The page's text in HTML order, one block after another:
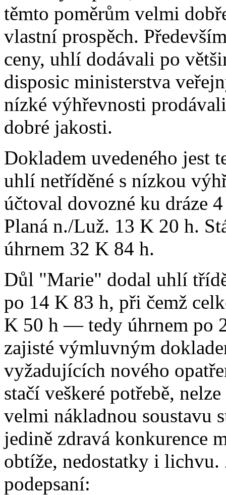
těmto poměrům velmi
vlastní prospěch.
ceny, uhlí dodávali po
disposic ministerstva
nízké výhřevnosti
dobré jakosti.
Dokladem uvedeného jest
uhlí netříděné s nízkou
účtoval dovozné ku dráze
Planá n./Luž. 13 K 20 h.
úhrnem 32 K 84 h.
Důl "Marie" dodal uhlí
po 14 K 83 h, při čemž
K 50 h — tedy úhrnem po
zajisté výmluvným
vyžadujících nového
stačí veškeré potřebě,
velmi nákladnou soustavu
jedině zdravá konkurence
obtíže, nedostatky i lichvu.
podepsaní: